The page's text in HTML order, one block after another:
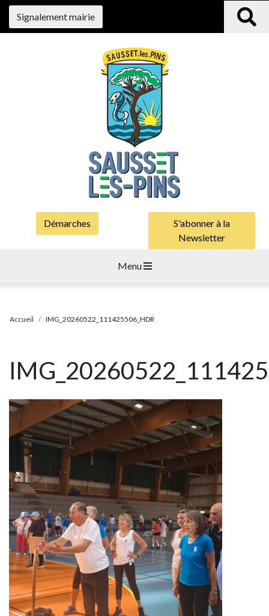
Signalement mairie
Démarches
S'abonner à la
Newsletter
Menu
Accueil IMG_20260522_111425506_HDR